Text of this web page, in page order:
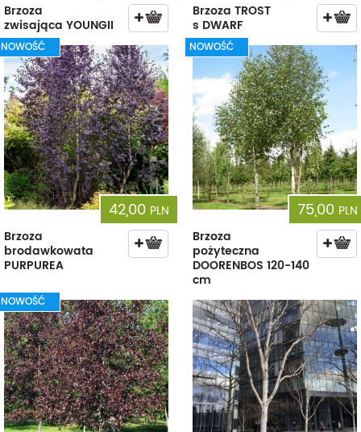
Brzoza
zwisająca YOUNGII
Brzoza TROST
s DWARF
NOWOŚĆ
42,00 PLN
Brzoza
brodawkowata
PURPUREA
NOWOŚĆ
75,00 PLN
Brzoza
pożyteczna
DOORENBOS 120-140
cm
NOWOŚĆ